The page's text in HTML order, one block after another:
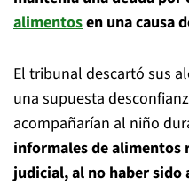
alimentosen una causa
El tribunal descartó sus
una supuesta
acompañarían al niño
informales de alimentos
judicial, al no haber sido